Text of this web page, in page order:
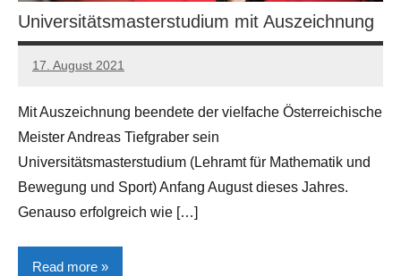
Universitätsmasterstudium mit Auszeichnung
17. August 2021
Manfred
Mit Auszeichnung beendete der vielfache Österreichische
Meister Andreas Tiefgraber sein
Universitätsmasterstudium (Lehramt für Mathematik und
Bewegung und Sport) Anfang August dieses Jahres.
Genauso erfolgreich wie […]
Read more